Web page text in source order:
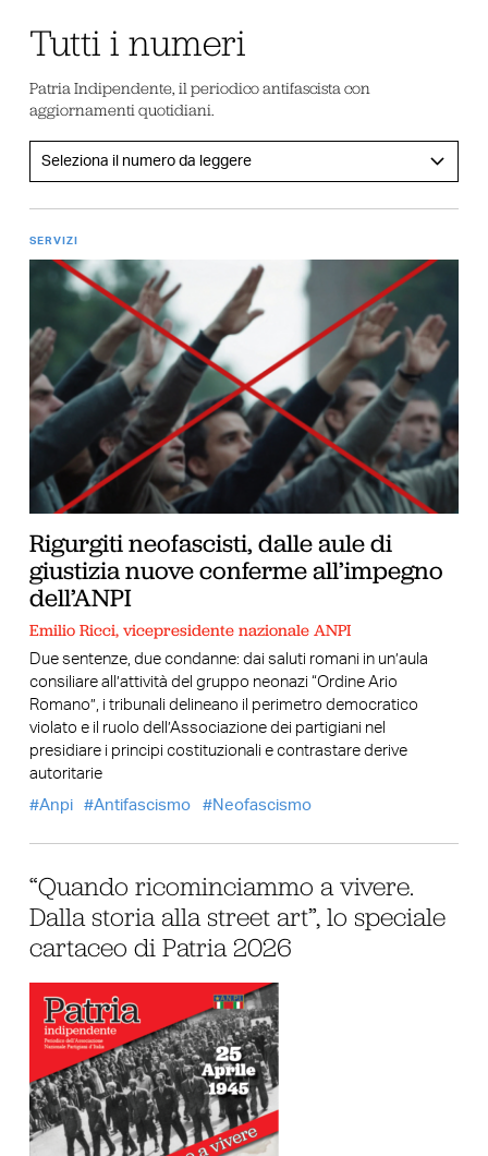
Tutti i numeri
Patria Indipendente, il periodico antifascista con
aggiornamenti quotidiani.
SERVIZI
Rigurgiti neofascisti, dalle aule di
giustizia nuove conferme all’impegno
dell’ANPI
Emilio Ricci, vicepresidente nazionale ANPI
Due sentenze, due condanne: dai saluti romani in un’aula
consiliare all’attività del gruppo neonazi “Ordine Ario
Romano”, i tribunali delineano il perimetro democratico
violato e il ruolo dell’Associazione dei partigiani nel
presidiare i principi costituzionali e contrastare derive
autoritarie
Anpi
Antifascismo Neofascismo
“Quando ricominciammo a vivere.
Dalla storia alla street art”, lo speciale
cartaceo di Patria 2026